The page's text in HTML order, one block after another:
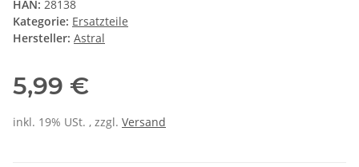
HAN: 28138
Kategorie: Ersatzteile
Hersteller: Astral
5,99 €
inkl. 19% USt. , zzgl. Versand